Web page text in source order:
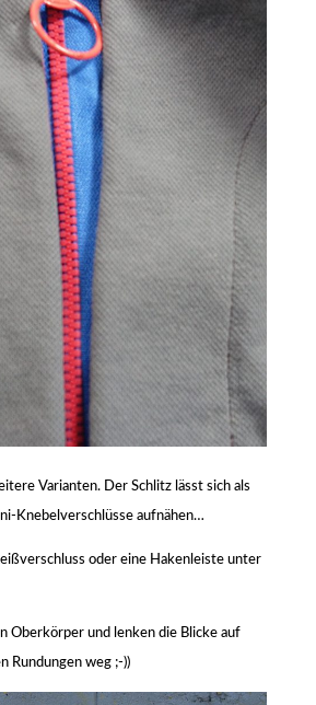
Varianten. Der Schlitz lässt sich als
Knebelverschlüsse aufnähen…
oder eine Hakenleiste unter
Oberkörper und lenken die Blicke auf
Rundungen weg ;-))